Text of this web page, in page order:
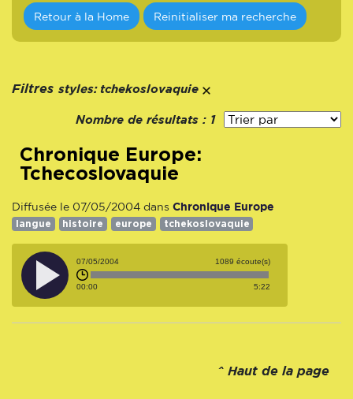
Retour à la Home Reinitialiser ma recherche
Filtres styles: tchekoslovaquie
Nombre de résultats : 1
Chronique Europe:
Tchecoslovaquie
Diffusée le 07/05/2004 dans Chronique Europe
langue histoire europe tchekoslovaquie
07/05/2004 1089 écoute(s)
00:00 5:22
^ Haut de la page